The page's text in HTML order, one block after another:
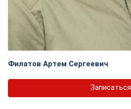
Филатов Артем Сергеевич
Записаться